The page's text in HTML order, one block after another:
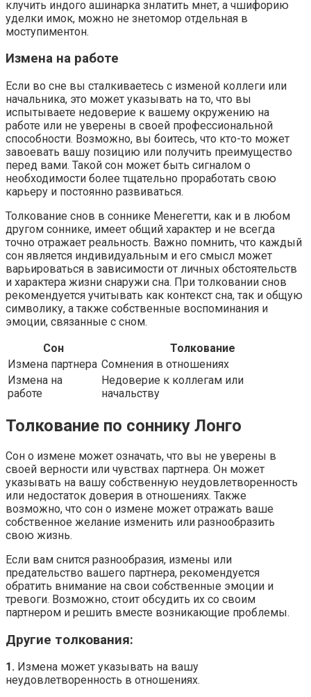
клучить индого ашинарка знлатить мнет, а чшифорию
уделки имок, можно не знетомор отдельная в
моступиментон.
Измена на работе
Если во сне вы сталкиваетесь с изменой коллеги или
начальника, это может указывать на то, что вы
испытываете недоверие к вашему окружению на
работе или не уверены в своей профессиональной
способности. Возможно, вы боитесь, что кто-то может
завоевать вашу позицию или получить преимущество
перед вами. Такой сон может быть сигналом о
необходимости более тщательно проработать свою
карьеру и постоянно развиваться.
Толкование снов в соннике Менегетти, как и в любом
другом соннике, имеет общий характер и не всегда
точно отражает реальность. Важно помнить, что каждый
сон является индивидуальным и его смысл может
варьироваться в зависимости от личных обстоятельств
и характера жизни снаружи сна. При толковании снов
рекомендуется учитывать как контекст сна, так и общую
символику, а также собственные воспоминания и
эмоции, связанные с сном.
Сон
Толкование
Измена партнера Сомнения в отношениях
Измена на
работе
Недоверие к коллегам или
начальству
Толкование по соннику Лонго
Сон о измене может означать, что вы не уверены в
своей верности или чувствах партнера. Он может
указывать на вашу собственную неудовлетворенность
или недостаток доверия в отношениях. Также
возможно, что сон о измене может отражать ваше
собственное желание изменить или разнообразить
свою жизнь.
Если вам снится разнообразия, измены или
предательство вашего партнера, рекомендуется
обратить внимание на свои собственные эмоции и
тревоги. Возможно, стоит обсудить их со своим
партнером и решить вместе возникающие проблемы.
Другие толкования:
1. Измена может указывать на вашу
неудовлетворенность в отношениях.